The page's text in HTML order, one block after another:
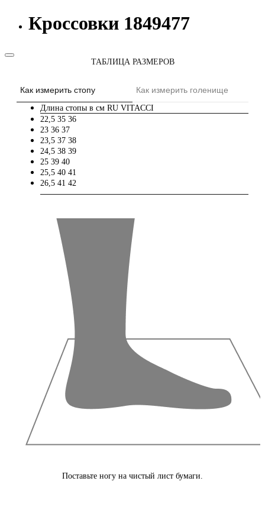
Кроссовки 1849477
ТАБЛИЦА РАЗМЕРОВ
Как измерить стопу Как измерить голенище
Длина стопы в см RU VITACCI
22,5 35 36
23 36 37
23,5 37 38
24,5 38 39
25 39 40
25,5 40 41
26,5 41 42
Поставьте ногу на чистый лист бумаги.